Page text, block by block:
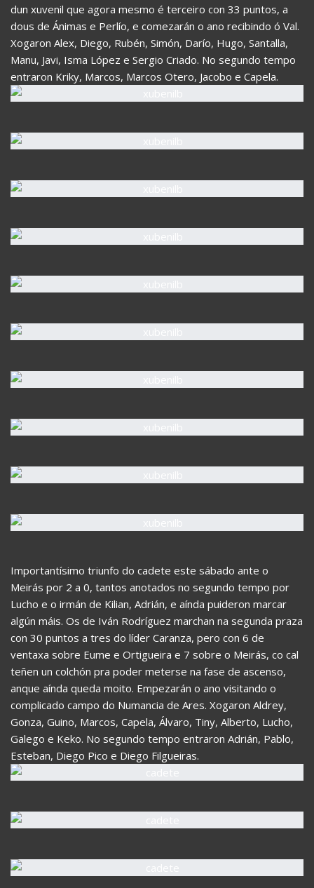
dun xuvenil que agora mesmo é terceiro con 33 puntos, a
dous de Ánimas e Perlío, e comezarán o ano recibindo ó Val.
Xogaron Alex, Diego, Rubén, Simón, Darío, Hugo, Santalla,
Manu, Javi, Isma López e Sergio Criado. No segundo tempo
entraron Kriky, Marcos, Marcos Otero, Jacobo e Capela.
Importantísimo triunfo do cadete este sábado ante o
Meirás por 2 a 0, tantos anotados no segundo tempo por
Lucho e o irmán de Kilian, Adrián, e aínda puideron marcar
algún máis. Os de Iván Rodríguez marchan na segunda praza
con 30 puntos a tres do líder Caranza, pero con 6 de
ventaxa sobre Eume e Ortigueira e 7 sobre o Meirás, co cal
teñen un colchón pra poder meterse na fase de ascenso,
anque aínda queda moito. Empezarán o ano visitando o
complicado campo do Numancia de Ares. Xogaron Aldrey,
Gonza, Guino, Marcos, Capela, Álvaro, Tiny, Alberto, Lucho,
Galego e Keko. No segundo tempo entraron Adrián, Pablo,
Esteban, Diego Pico e Diego Filgueiras.